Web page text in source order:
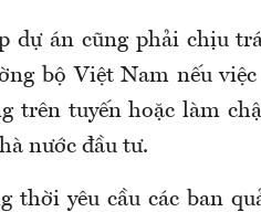
dự án cũng phải chịu
bộ Việt Nam nếu
trên tuyến hoặc làm
nước đầu tư.
thời yêu cầu các ban